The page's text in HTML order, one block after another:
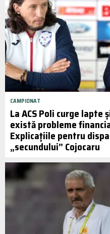
CAMPIONAT
La ACS Poli curge lapte
există probleme
Explicațiile pentru
„secundului” Cojocaru